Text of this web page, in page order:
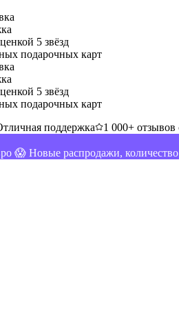
5 звёзд
подарочных карт
5 звёзд
подарочных карт
поддержка 1 000+ отзывов
😱 Новые распродажи,